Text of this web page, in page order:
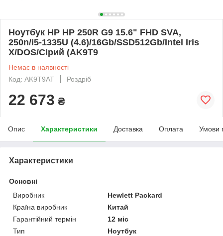
Ноутбук HP HP 250R G9 15.6" FHD SVA,
250n/i5-1335U (4.6)/16Gb/SSD512Gb/Intel Iris
X/DOS/Сірий (AK9T9
Немає в наявності
Код: AK9T9AT
Роздріб
22 673 ₴
Опис Характеристики Доставка Оплата Умови
Характеристики
Основні
Виробник
Hewlett Packard
Країна виробник
Китай
Гарантійний термін
12 міс
Тип
Ноутбук